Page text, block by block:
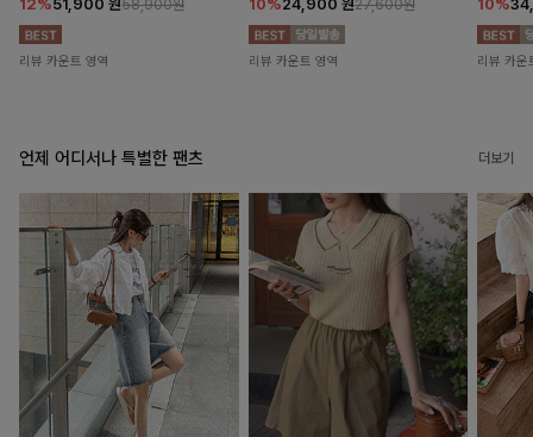
12%51,900 원58,900원
리뷰 카운트 영역
10%24,900 원27,600원
리뷰 카운트 영역
10%
리뷰 카운
언제 어디서나 특별한 팬츠 더보기